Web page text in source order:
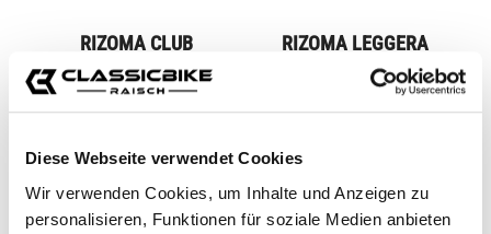
Diese Webseite verwendet Cookies
Wir verwenden Cookies, um Inhalte und Anzeigen zu
personalisieren, Funktionen für soziale Medien anbieten
RIZOMA CLUB
INDICATORS
CB11272M
RIZOMA LEGGERA
INDICATORS